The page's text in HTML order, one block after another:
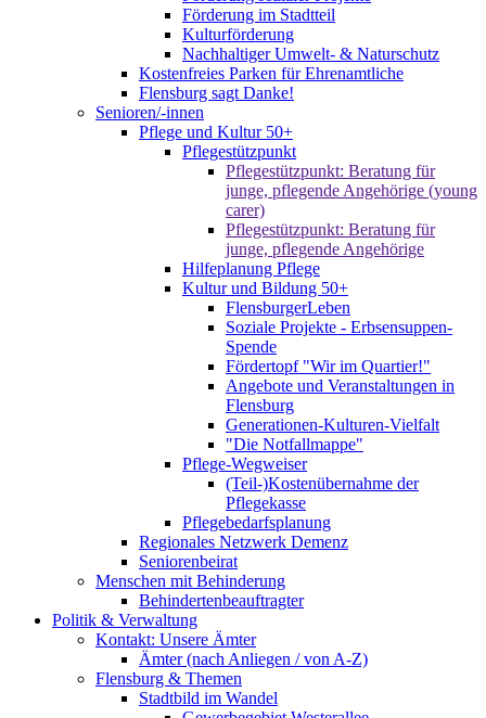
Förderung im Stadtteil
Kulturförderung
Nachhaltiger Umwelt- & Naturschutz
Kostenfreies Parken für Ehrenamtliche
Flensburg sagt Danke!
Senioren/-innen
Pflege und Kultur 50+
Pflegestützpunkt
Pflegestützpunkt: Beratung für
junge, pflegende Angehörige (young
carer)
Pflegestützpunkt: Beratung für
junge, pflegende Angehörige
Hilfeplanung Pflege
Kultur und Bildung 50+
FlensburgerLeben
Soziale Projekte - Erbsensuppen-
Spende
Fördertopf "Wir im Quartier!"
Angebote und Veranstaltungen in
Flensburg
Generationen-Kulturen-Vielfalt
"Die Notfallmappe"
Pflege-Wegweiser
(Teil-)Kostenübernahme der
Pflegekasse
Pflegebedarfsplanung
Regionales Netzwerk Demenz
Seniorenbeirat
Menschen mit Behinderung
Behindertenbeauftragter
Politik & Verwaltung
Kontakt: Unsere Ämter
Ämter (nach Anliegen / von A-Z)
Flensburg & Themen
Stadtbild im Wandel